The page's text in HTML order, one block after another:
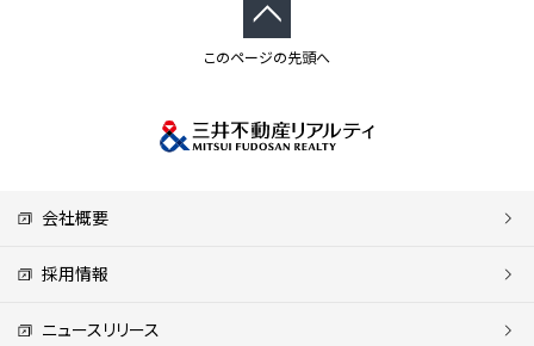
このページの先頭へ
会社概要
採用情報
ニュースリリース